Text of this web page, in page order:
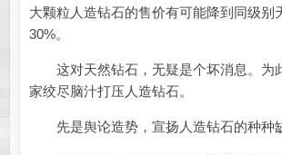
大颗粒人造钻石的售价有可能降到同级别
30%。
这对天然钻石，无疑是个坏消息。为
家绞尽脑汁打压人造钻石。
先是舆论造势，宣扬人造钻石的种种